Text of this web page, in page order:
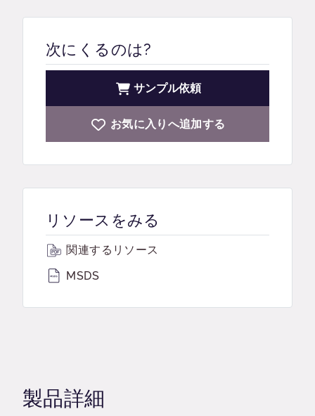
次にくるのは?
サンプル依頼
お気に入りへ追加する
リソースをみる
関連するリソース
MSDS
製品詳細